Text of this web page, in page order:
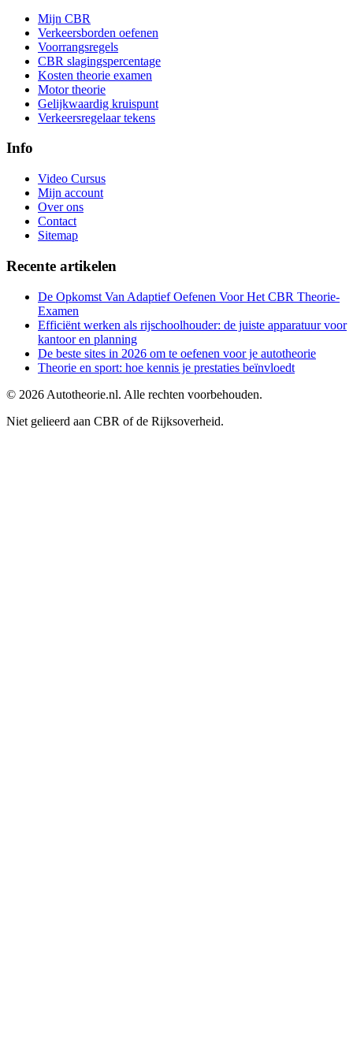
Mijn CBR
Verkeersborden oefenen
Voorrangsregels
CBR slagingspercentage
Kosten theorie examen
Motor theorie
Gelijkwaardig kruispunt
Verkeersregelaar tekens
Info
Video Cursus
Mijn account
Over ons
Contact
Sitemap
Recente artikelen
De Opkomst Van Adaptief Oefenen Voor Het CBR Theorie-
Examen
Efficiënt werken als rijschoolhouder: de juiste apparatuur voor
kantoor en planning
De beste sites in 2026 om te oefenen voor je autotheorie
Theorie en sport: hoe kennis je prestaties beïnvloedt
© 2026 Autotheorie.nl. Alle rechten voorbehouden.
Niet gelieerd aan CBR of de Rijksoverheid.